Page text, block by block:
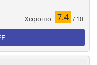
Хорошо 7.4 / 10